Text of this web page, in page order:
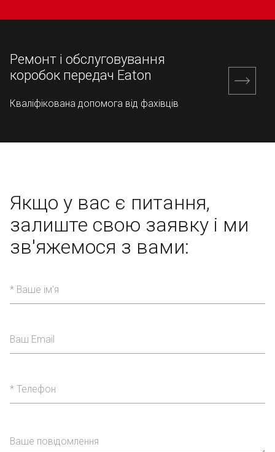
Ремонт і обслуговування
коробок передач Eaton
Кваліфікована допомога від фахівців
Якщо у вас є питання,
залиште свою заявку і ми
зв'яжемося з вами: